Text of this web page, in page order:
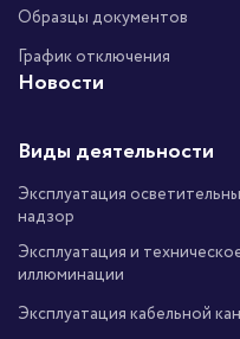
Виды деятельности
Эксплуатация
надзор
Эксплуатация и
иллюминации
Эксплуатация кабельной
Образцы документов
График отключения
Новости